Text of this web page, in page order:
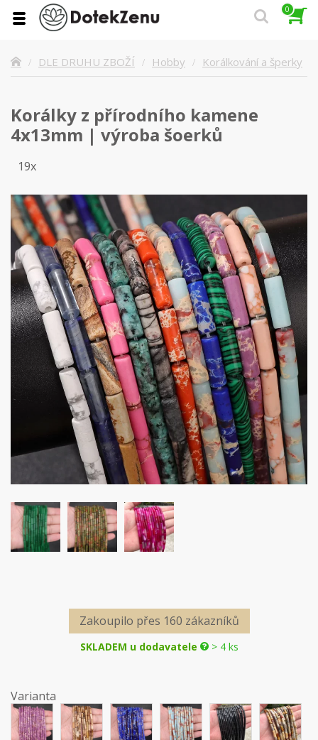
0
DLE DRUHU ZBOŽÍ Hobby Korálkování a šperky
Korálky z přírodního kamene
4x13mm | výroba šoerků
19x
Zakoupilo přes 160 zákazníků
SKLADEM u dodavatele > 4 ks
Varianta